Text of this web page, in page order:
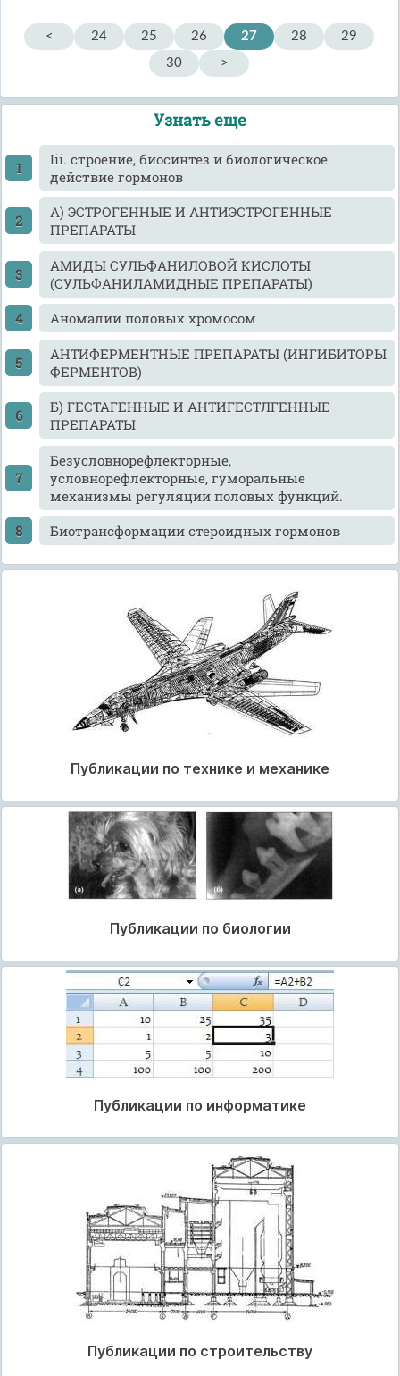
< 24 25 26 27 28
29
30
>
Узнать еще
Iii. строение, биосинтез и биологическое
действие гормонов
А) ЭСТРОГЕННЫЕ И АНТИЭСТРОГЕННЫЕ
ПРЕПАРАТЫ
АМИДЫ СУЛЬФАНИЛОВОЙ КИСЛОТЫ
(СУЛЬФАНИЛАМИДНЫЕ ПРЕПАРАТЫ)
Аномалии половых хромосом
АНТИФЕРМЕНТНЫЕ ПРЕПАРАТЫ (ИНГИБИТОРЫ
ФЕРМЕНТОВ)
Б) ГЕСТАГЕННЫЕ И АНТИГЕСТЛГЕННЫЕ
ПРЕПАРАТЫ
Безусловнорефлекторные,
условнорефлекторные, гуморальные
механизмы регуляции половых функций.
Биотрансформации стероидных гормонов
Публикации по технике и механике
Публикации по биологии
Публикации по информатике
Публикации по строительству